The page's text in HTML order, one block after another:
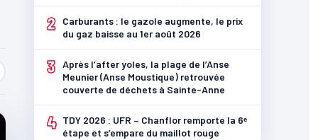
2
Carburants : le gazole augmente, le prix
du gaz baisse au 1er août 2026
3 Après l’after yoles, la plage de l’Anse
Meunier (Anse Moustique) retrouvée
couverte de déchets à Sainte-Anne
4 TDY 2026 : UFR – Chanflor remporte la 6ᵉ
étape et s’empare du maillot rouge